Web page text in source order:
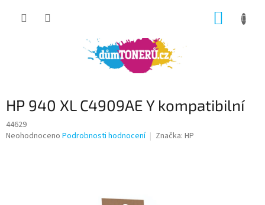
HP 940 XL C4909AE Y kompatibilní
44629
Průměrné
Neohodnoceno Podrobnosti hodnocení Značka: HP